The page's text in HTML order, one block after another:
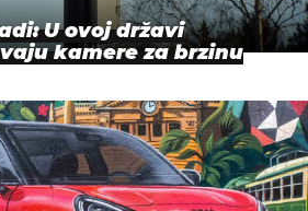
U ovoj državi
kamere za brzinu